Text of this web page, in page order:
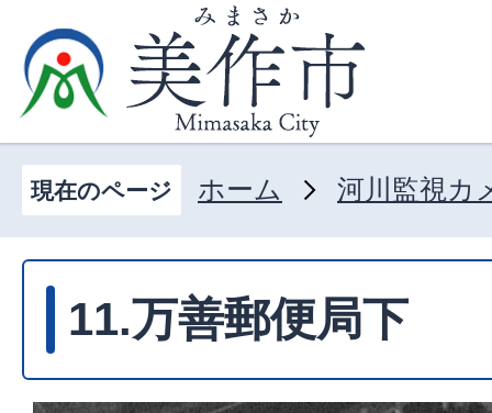
現在のページ ホーム 河川監視カ
11.万善郵便局下